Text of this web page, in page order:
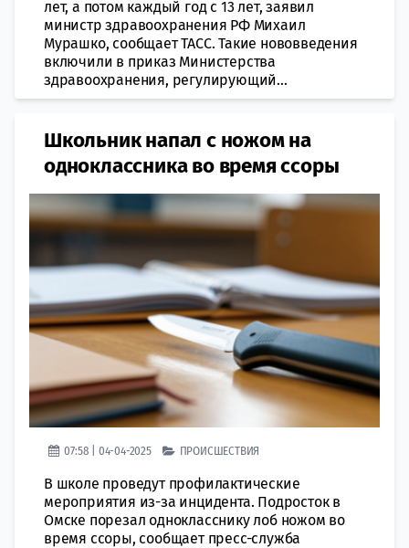
лет, а потом каждый год с 13 лет, заявил
министр здравоохранения РФ Михаил
Мурашко, сообщает ТАСС. Такие нововведения
включили в приказ Министерства
здравоохранения, регулирующий...
Школьник напал с ножом на
одноклассника во время ссоры
07:58 | 04-04-2025 ПРОИСШЕСТВИЯ
В школе проведут профилактические
мероприятия из-за инцидента. Подросток в
Омске порезал однокласснику лоб ножом во
время ссоры, сообщает пресс-служба